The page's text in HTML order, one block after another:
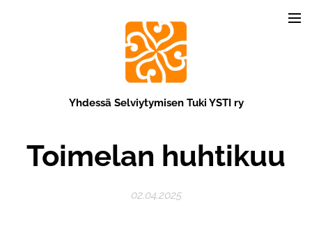
Yhdessä Selviytymisen Tuki YSTI ry
Toimelan huhtikuu
02.04.2025